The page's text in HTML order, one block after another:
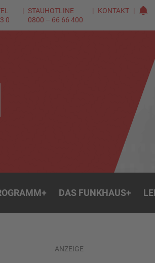
0
STAUHOTLINE
0800 – 66 66 400
KONTAKT
+ DAS FUNKHAUS+
ANZEIGE